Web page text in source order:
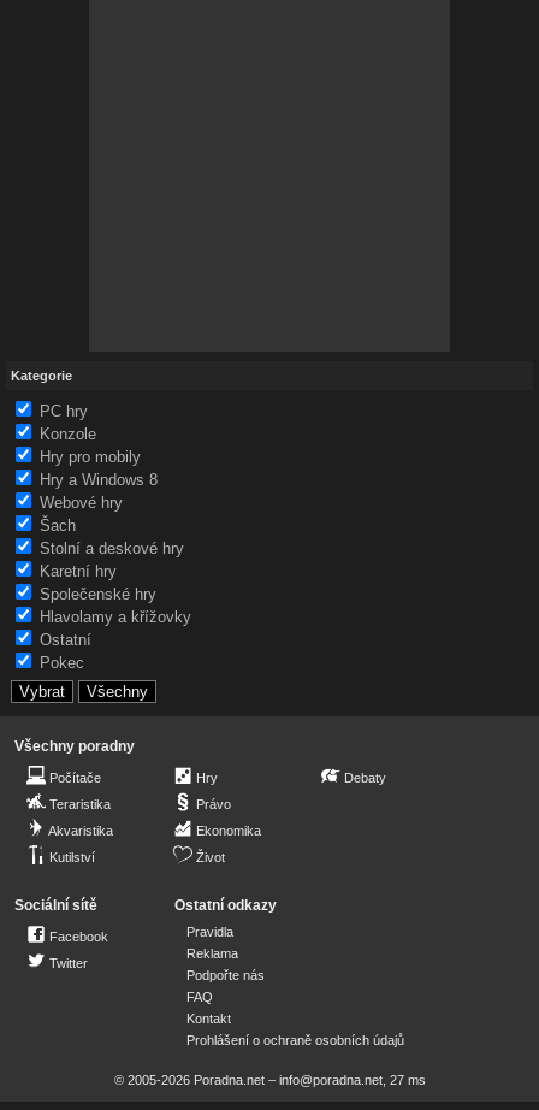
Kategorie
PC hry
Konzole
Hry pro mobily
Hry a Windows 8
Webové hry
Šach
Stolní a deskové hry
Karetní hry
Společenské hry
Hlavolamy a křížovky
Ostatní
Pokec
Všechny poradny
Počítače
Teraristika
Akvaristika
Kutilství
Hry
Právo
Ekonomika
Život
Debaty
Sociální sítě
Facebook
Twitter
Ostatní odkazy
Pravidla
Reklama
Podpořte nás
FAQ
Kontakt
Prohlášení o ochraně osobních údajů
© 2005-2026 Poradna.net – info@poradna.net, 27 ms